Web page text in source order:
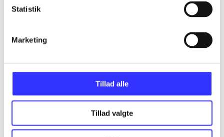
Statistik
Marketing
Tillad alle
Tillad valgte